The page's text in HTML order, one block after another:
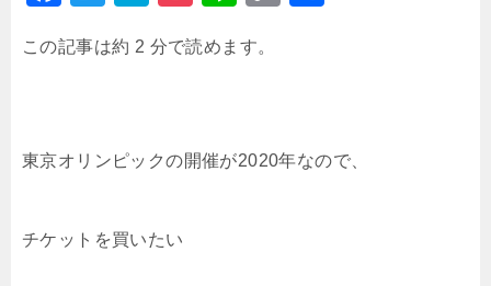
c
o
k
tt
e
c
e
n
この記事は約 2 分で読めます。
東京オリンピックの開催が2020年なので、
チケットを買いたい